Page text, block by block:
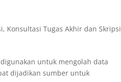
, Konsultasi Tugas Akhir dan Skripsi
untuk mengolah data
dijadikan sumber untuk